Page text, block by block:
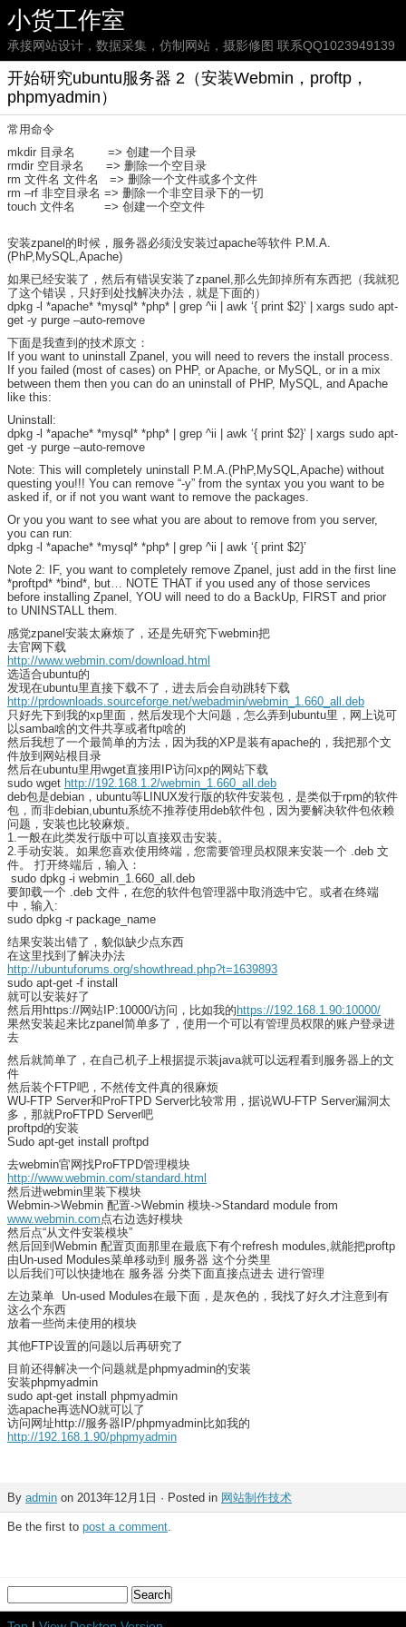
小货工作室
承接网站设计，数据采集，仿制网站，摄影修图 联系QQ1023949139
开始研究ubuntu服务器 2（安装Webmin，proftp，
phpmyadmin）
常用命令
mkdir 目录名 => 创建一个目录
rmdir 空目录名 => 删除一个空目录
rm 文件名 文件名 => 删除一个文件或多个文件
rm –rf 非空目录名 => 删除一个非空目录下的一切
touch 文件名 => 创建一个空文件
安装zpanel的时候，服务器必须没安装过apache等软件 P.M.A.
(PhP,MySQL,Apache)
如果已经安装了，然后有错误安装了zpanel,那么先卸掉所有东西把（我就犯
了这个错误，只好到处找解决办法，就是下面的）
dpkg -l *apache* *mysql* *php* | grep ^ii | awk ‘{ print $2}’ | xargs sudo apt-
get -y purge –auto-remove
下面是我查到的技术原文：
If you want to uninstall Zpanel, you will need to revers the install process.
If you failed (most of cases) on PHP, or Apache, or MySQL, or in a mix
between them then you can do an uninstall of PHP, MySQL, and Apache
like this:
Uninstall:
dpkg -l *apache* *mysql* *php* | grep ^ii | awk ‘{ print $2}’ | xargs sudo apt-
get -y purge –auto-remove
Note: This will completely uninstall P.M.A.(PhP,MySQL,Apache) without
questing you!!! You can remove “-y” from the syntax you you want to be
asked if, or if not you want want to remove the packages.
Or you you want to see what you are about to remove from you server,
you can run:
dpkg -l *apache* *mysql* *php* | grep ^ii | awk ‘{ print $2}’
Note 2: IF, you want to completely remove Zpanel, just add in the first line
*proftpd* *bind*, but… NOTE THAT if you used any of those services
before installing Zpanel, YOU will need to do a BackUp, FIRST and prior
to UNINSTALL them.
感觉zpanel安装太麻烦了，还是先研究下webmin把
去官网下载
http://www.webmin.com/download.html
选适合ubuntu的
发现在ubuntu里直接下载不了，进去后会自动跳转下载
http://prdownloads.sourceforge.net/webadmin/webmin_1.660_all.deb
只好先下到我的xp里面，然后发现个大问题，怎么弄到ubuntu里，网上说可
以samba啥的文件共享或者ftp啥的
然后我想了一个最简单的方法，因为我的XP是装有apache的，我把那个文
件放到网站根目录
然后在ubuntu里用wget直接用IP访问xp的网站下载
sudo wget http://192.168.1.2/webmin_1.660_all.deb
deb包是debian，ubuntu等LINUX发行版的软件安装包，是类似于rpm的软件
包，而非debian,ubuntu系统不推荐使用deb软件包，因为要解决软件包依赖
问题，安装也比较麻烦。
1.一般在此类发行版中可以直接双击安装。
2.手动安装。如果您喜欢使用终端，您需要管理员权限来安装一个 .deb 文
件。 打开终端后，输入：
sudo dpkg -i webmin_1.660_all.deb
要卸载一个 .deb 文件，在您的软件包管理器中取消选中它。或者在终端
中，输入:
sudo dpkg -r package_name
结果安装出错了，貌似缺少点东西
在这里找到了解决办法
http://ubuntuforums.org/showthread.php?t=1639893
sudo apt-get -f install
就可以安装好了
然后用https://网站IP:10000/访问，比如我的 https://192.168.1.90:10000/
果然安装起来比zpanel简单多了，使用一个可以有管理员权限的账户登录进
去
然后就简单了，在自己机子上根据提示装java就可以远程看到服务器上的文
件
然后装个FTP吧，不然传文件真的很麻烦
WU-FTP Server和ProFTPD Server比较常用，据说WU-FTP Server漏洞太
多，那就ProFTPD Server吧
proftpd的安装
Sudo apt-get install proftpd
去webmin官网找ProFTPD管理模块
http://www.webmin.com/standard.html
然后进webmin里装下模块
Webmin->Webmin 配置->Webmin 模块->Standard module from
www.webmin.com点右边选好模块
然后点“从文件安装模块”
然后回到Webmin 配置页面那里在最底下有个refresh modules,就能把proftp
由Un-used Modules菜单移动到 服务器 这个分类里
以后我们可以快捷地在 服务器 分类下面直接点进去 进行管理
左边菜单 Un-used Modules在最下面，是灰色的，我找了好久才注意到有
这么个东西
放着一些尚未使用的模块
其他FTP设置的问题以后再研究了
目前还得解决一个问题就是phpmyadmin的安装
安装phpmyadmin
sudo apt-get install phpmyadmin
选apache再选NO就可以了
访问网址http://服务器IP/phpmyadmin比如我的
http://192.168.1.90/phpmyadmin
By admin on 2013年12月1日 · Posted in 网站制作技术
Be the first to post a comment.